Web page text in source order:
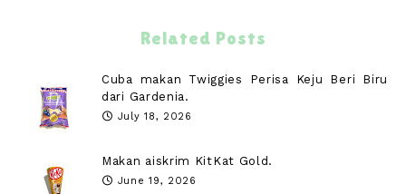
Related Posts
Cuba makan Twiggies Perisa Keju Beri Biru
dari Gardenia.
July 18, 2026
Makan aiskrim KitKat Gold.
June 19, 2026